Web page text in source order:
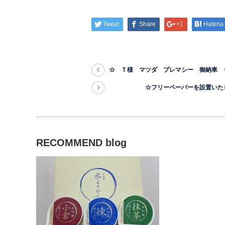
Tweet Share +1 Hatena
☆ Ｔ様 マツダ プレマシー 御納車
☆フリーペーパーを設置いた
RECOMMEND blog